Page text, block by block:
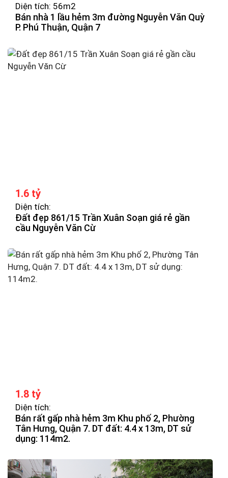
Diện tích: 56m2
Bán nhà 1 lầu hẻm 3m đường Nguyễn Văn Quỳ
P. Phú Thuận, Quận 7
1.6 tỷ
Diện tích:
Đất đẹp 861/15 Trần Xuân Soạn giá rẻ gần
cầu Nguyễn Văn Cừ
1.8 tỷ
Diện tích:
Bán rất gấp nhà hẻm 3m Khu phố 2, Phường
Tân Hưng, Quận 7. DT đất: 4.4 x 13m, DT sử
dụng: 114m2.